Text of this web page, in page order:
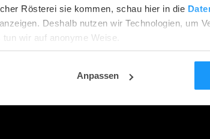
Rösterei sie kommen, schau hier in die
Deshalb nutzen wir Technologien, um
wir auf anonyme Weise.
werden wir nur funktionale und analytische
Anpassen